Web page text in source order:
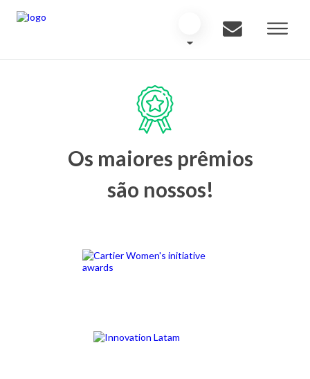
Os maiores prêmios
são nossos!